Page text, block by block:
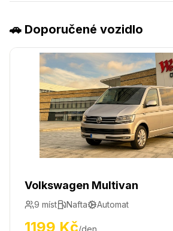
🚗 Doporučené vozidlo
Volkswagen Multivan
9 míst Nafta Automat
1199 Kč